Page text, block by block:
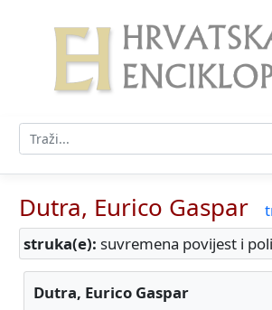
Dutra, Eurico Gaspar
struka(e): suvremena povijest i
Dutra, Eurico Gaspar